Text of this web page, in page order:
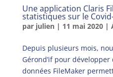
Une application Claris
statistiques sur le
par julien| 11 mai 2020|
Depuis plusieurs mois,
Gérond’if pour
données FileMaker